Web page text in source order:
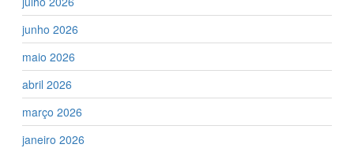
junho 2026
maio 2026
abril 2026
março 2026
janeiro 2026